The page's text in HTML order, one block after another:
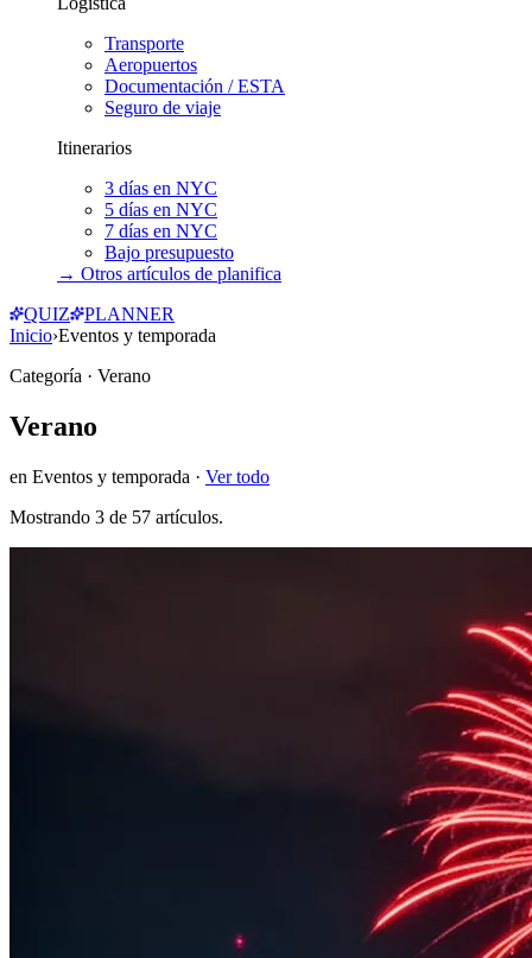
Transporte
Aeropuertos
Documentación / ESTA
Seguro de viaje
Itinerarios
3 días en NYC
5 días en NYC
7 días en NYC
Bajo presupuesto
→ Otros artículos de planifica
QUIZ
PLANNER
Inicio›Eventos y temporada
Categoría · Verano
Verano
en Eventos y temporada · Ver todo
Mostrando 3 de 57 artículos.